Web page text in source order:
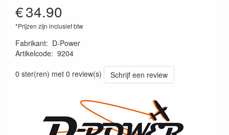
€34.90
*Prijzen zijn inclusief btw
Fabrikant: D-Power
Artikelcode: 9204
0 ster(ren) met 0 review(s)
Schrijf een review